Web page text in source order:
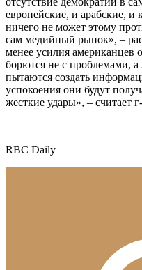
европейские, и арабские,
ничего не может этому
сам медийный рынок», –
менее усилия американцев
борются не с проблемами,
пытаются создать
успокоения они будут
жесткие удары», – считает
RBC Daily